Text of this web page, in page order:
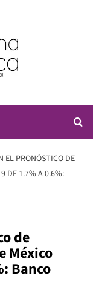
EL PRONÓSTICO DE
DE 1.7% A 0.6%:
de
México
Banco